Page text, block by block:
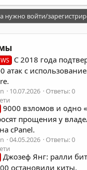
нужно войти/
С 2018 года
атак с
10.07.2026
Ответы: 0
9000 взломов и одно
прощения у
cPanel.
04.05.2026
Ответы: 0
Джозеф Янг: ралли
остановили киты,